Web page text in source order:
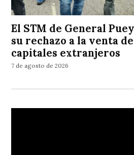
El STM de General
su rechazo a la venta
capitales extranjeros
7 de agosto de 2026